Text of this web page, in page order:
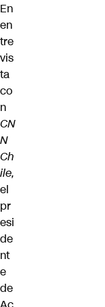
En
en
tre
vis
ta
co
n
CN
N
Ch
ile,
el
pr
esi
de
nt
e
de